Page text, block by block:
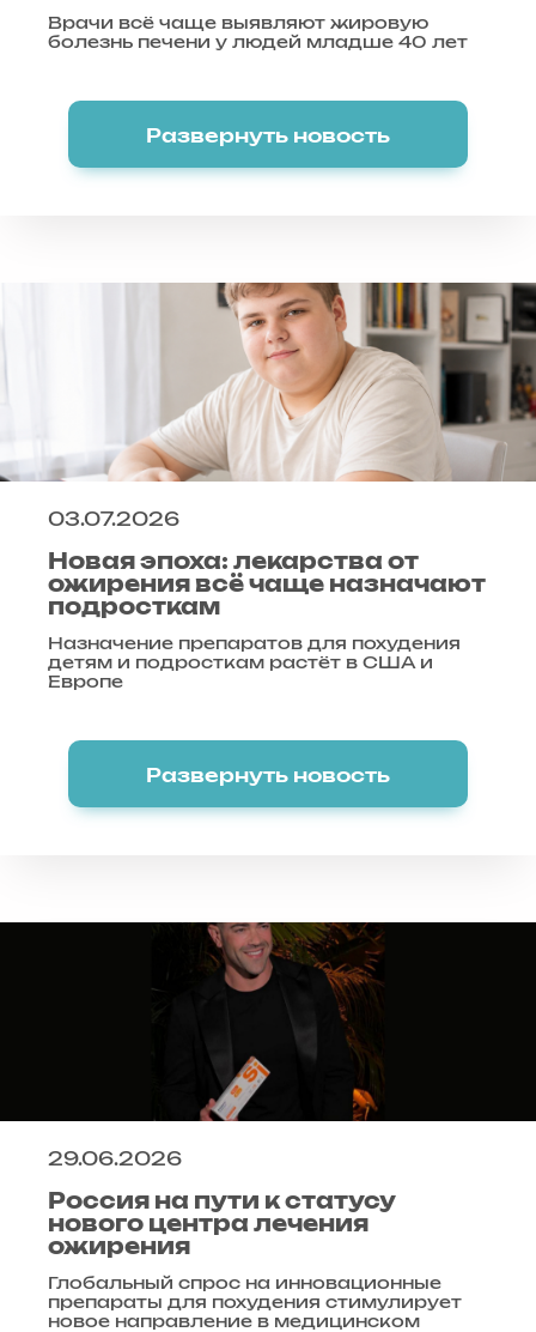
Врачи всё чаще выявляют жировую
болезнь печени у людей младше 40 лет
Развернуть новость
03.07.2026
Новая эпоха: лекарства от
ожирения всё чаще назначают
подросткам
Назначение препаратов для похудения
детям и подросткам растёт в США и
Европе
Развернуть новость
29.06.2026
Россия на пути к статусу
нового центра лечения
ожирения
Глобальный спрос на инновационные
препараты для похудения стимулирует
новое направление в медицинском